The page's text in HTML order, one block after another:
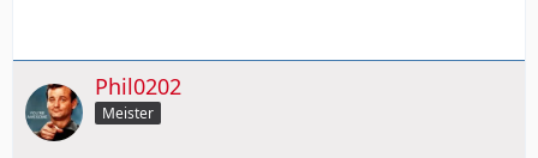
Phil0202
Meister